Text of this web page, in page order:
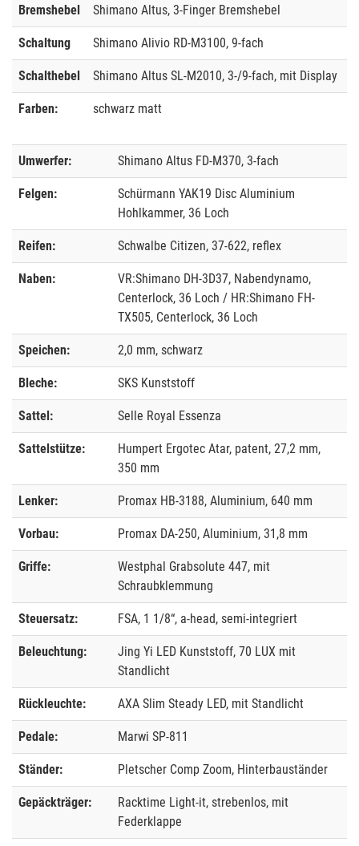
Bremshebel Shimano Altus, 3-Finger Bremshebel
Schaltung Shimano Alivio RD-M3100, 9-fach
Schalthebel Shimano Altus SL-M2010, 3-/9-fach, mit Display
Farben: schwarz matt
Umwerfer: Shimano Altus FD-M370, 3-fach
Felgen:
Schürmann YAK19 Disc Aluminium
Hohlkammer, 36 Loch
Reifen: Schwalbe Citizen, 37-622, reflex
Naben:
VR:Shimano DH-3D37, Nabendynamo,
Centerlock, 36 Loch / HR:Shimano FH-
TX505, Centerlock, 36 Loch
Speichen: 2,0 mm, schwarz
Bleche: SKS Kunststoff
Sattel: Selle Royal Essenza
Sattelstütze:
Humpert Ergotec Atar, patent, 27,2 mm,
350 mm
Lenker: Promax HB-3188, Aluminium, 640 mm
Vorbau: Promax DA-250, Aluminium, 31,8 mm
Griffe:
Westphal Grabsolute 447, mit
Schraubklemmung
Steuersatz: FSA, 1 1/8“, a-head, semi-integriert
Beleuchtung:
Jing Yi LED Kunststoff, 70 LUX mit
Standlicht
Rückleuchte: AXA Slim Steady LED, mit Standlicht
Pedale: Marwi SP-811
Ständer: Pletscher Comp Zoom, Hinterbauständer
Gepäckträger:
Racktime Light-it, strebenlos, mit
Federklappe